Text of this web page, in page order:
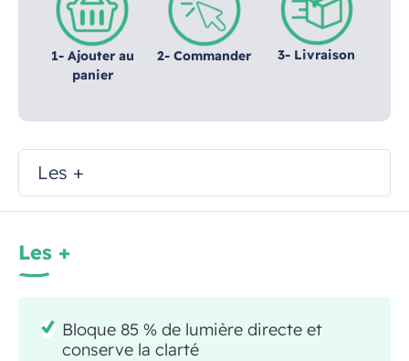
1- Ajouter au
panier
2- Commander 3- Livraison
Les +
Les +
Bloque 85 % de lumière directe et
conserve la clarté